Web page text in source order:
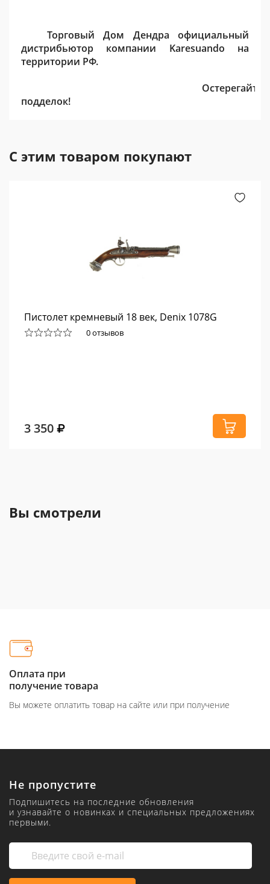
Торговый Дом Дендра официальный
дистрибьютор компании Karesuando на
территории РФ.
подделок!
С этим товаром покупают
Пистолет кремневый 18 век, Denix 1078G
0 отзывов
3 350
Вы смотрели
Оплата при
получение товара
Вы можете оплатить товар на сайте или при получение
Не пропустите
Подпишитесь на последние обновления
и узнавайте о новинках и специальных предложениях
первыми.